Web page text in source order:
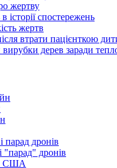
жертву
спостережень
жертв
втрати пацієнткою
дерев заради
"парад" дронів